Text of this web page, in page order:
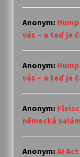
Anonym:
vás – a teď je
Anonym:
vás – a teď je
Anonym:
německá
Anonym: AI